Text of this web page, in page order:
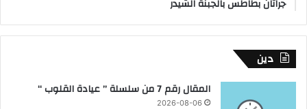
جراتان بطاطس بالجبنة الشيدر
دين
المقال رقم 7 من سلسلة ” عيادة القلوب “
2026-08-06